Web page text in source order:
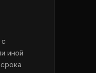
иной